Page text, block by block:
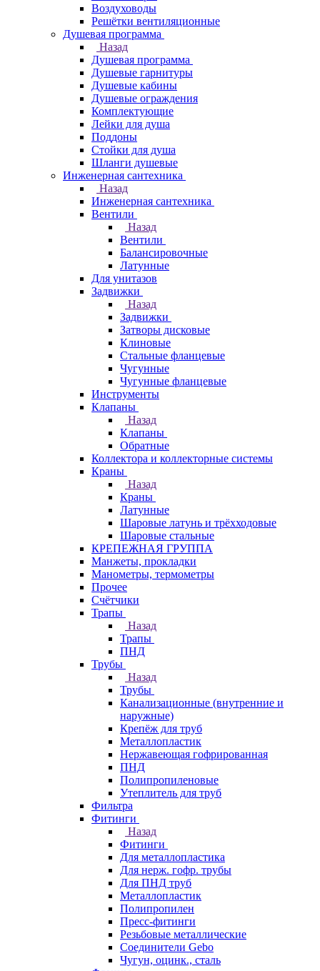
Воздуховоды
Решётки вентиляционные
Душевая программа
Назад
Душевая программа
Душевые гарнитуры
Душевые кабины
Душевые ограждения
Комплектующие
Лейки для душа
Поддоны
Стойки для душа
Шланги душевые
Инженерная сантехника
Назад
Инженерная сантехника
Вентили
Назад
Вентили
Балансировочные
Латунные
Для унитазов
Задвижки
Назад
Задвижки
Затворы дисковые
Клиновые
Стальные фланцевые
Чугунные
Чугунные фланцевые
Инструменты
Клапаны
Назад
Клапаны
Обратные
Коллектора и коллекторные системы
Краны
Назад
Краны
Латунные
Шаровые латунь и трёхходовые
Шаровые стальные
КРЕПЕЖНАЯ ГРУППА
Манжеты, прокладки
Манометры, термометры
Прочее
Счётчики
Трапы
Назад
Трапы
ПНД
Трубы
Назад
Трубы
Канализационные (внутренние и
наружные)
Крепёж для труб
Металлопластик
Нержавеющая гофрированная
ПНД
Полипропиленовые
Утеплитель для труб
Фильтра
Фитинги
Назад
Фитинги
Для металлопластика
Для нерж. гофр. трубы
Для ПНД труб
Металлопластик
Полипропилен
Пресс-фитинги
Резьбовые металлические
Соединители Gebo
Чугун, оцинк., сталь